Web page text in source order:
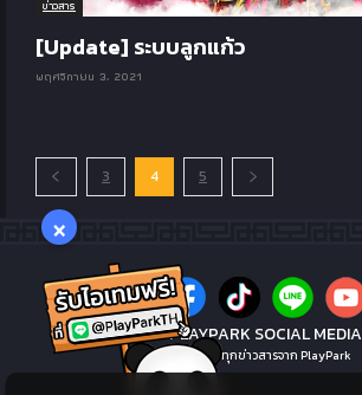
ข่าวสาร
[Update] ระบบลูกแก้ว
พฤศจิกายน 3, 2021
3 4 5
PLAYPARK SOCIAL MEDIA
ไม่พลาดทุกข่าวสารจาก PlayPark
×